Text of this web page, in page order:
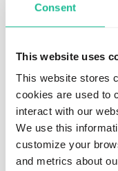
Consent
This website uses
This website stores
cookies are used to
interact with our
We use this
customize your
and metrics about
フリート 排出量を
ESGレポ
安全性と持続可能性
もっと読む